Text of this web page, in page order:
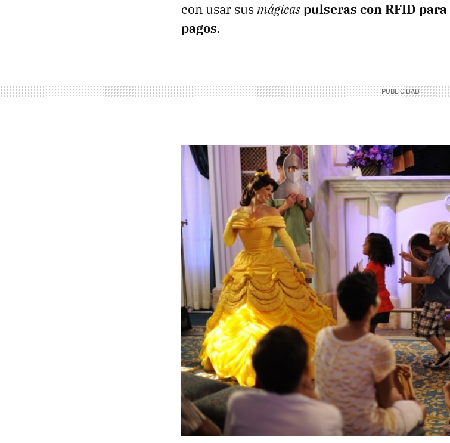
con usar sus mágicaspulseras con RFID
pagos.